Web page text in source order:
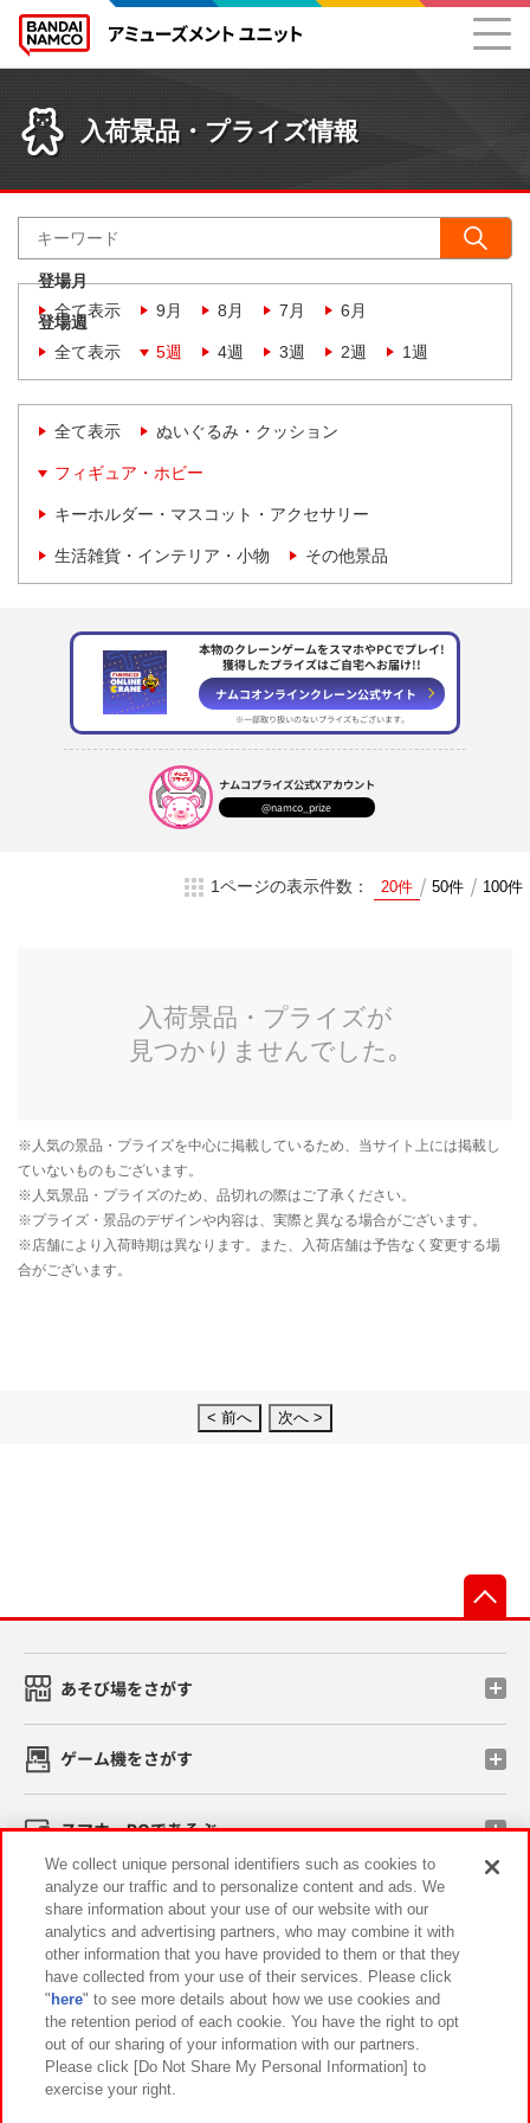
入荷景品・プライズ情報
登場月
全て表示
9月 8月 7月 6月
登場週
全て表示
5週 4週 3週 2週 1週
全て表示 ぬいぐるみ・クッション
フィギュア・ホビー
キーホルダー・マスコット・アクセサリー
生活雑貨・インテリア・小物 その他景品
本物のクレーンゲームをスマホやPCでプレイ!
獲得したプライズはご自宅へお届け!!
ナムコオンラインクレーン公式サイト
※一部取り扱いのないプライズもございます。
ナムコプライズ公式Xアカウント
@namco_prize
1ページの表示件数： 20件 50件 100件
< 前へ 次へ >
あそび場をさがす
ゲーム機をさがす
スマホ・PCであそぶ
イベント・キャンペーン
関連会社 サステナビリティ サイトポリシー
プライバシーポリシー ウェブアクセシビリティ方針と検証結果
お取引先さまとともに
We collect unique personal identifiers such as cookies to
analyze our traffic and to personalize content and ads. We
share information about your use of our website with our
analytics and advertising partners, who may combine it with
other information that you have provided to them or that they
have collected from your use of their services. Please click
" here" to see more details about how we use cookies and
the retention period of each cookie. You have the right to opt
out of our sharing of your information with our partners.
Please click [Do Not Share My Personal Information] to
exercise your right.